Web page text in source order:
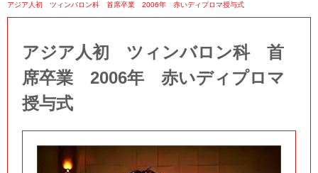
アジア人初 ツィンバロン科 首席卒業 2006年 赤いディプロマ授与式
アジア人初 ツィンバロン科 首
席卒業 2006年 赤いディプロマ
授与式